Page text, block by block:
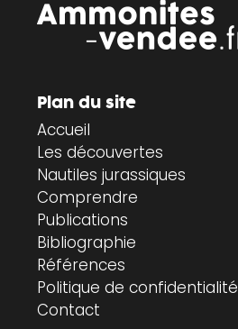
Plan du site
Accueil
Les découvertes
Nautiles jurassiques
Comprendre
Publications
Bibliographie
Références
Politique de confidentialité
Contact